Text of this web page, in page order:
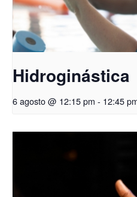
Hidroginástica
6 agosto @ 12:15 pm - 12:45